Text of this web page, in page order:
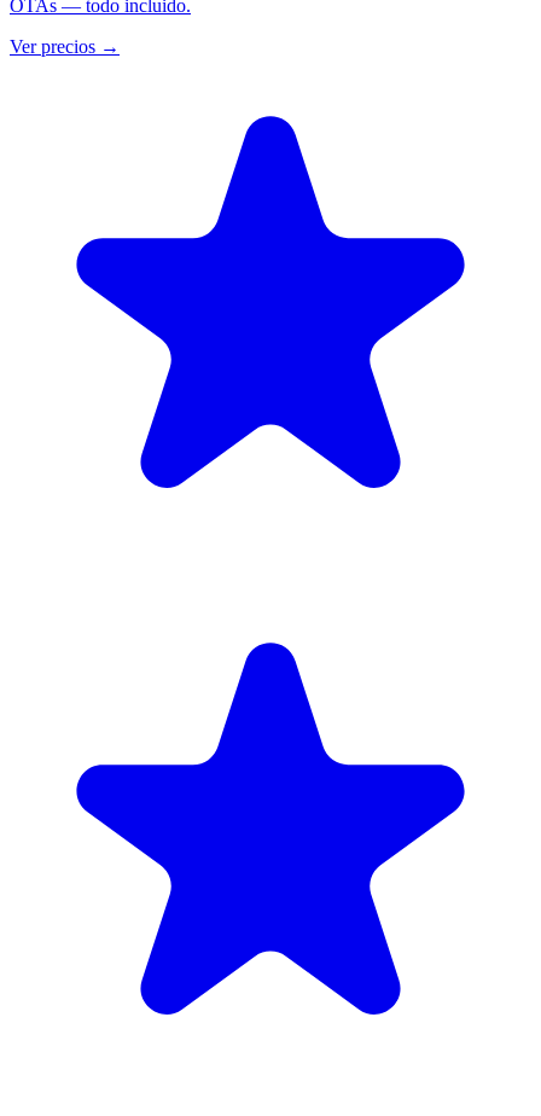
OTAs — todo incluido.
Ver precios →